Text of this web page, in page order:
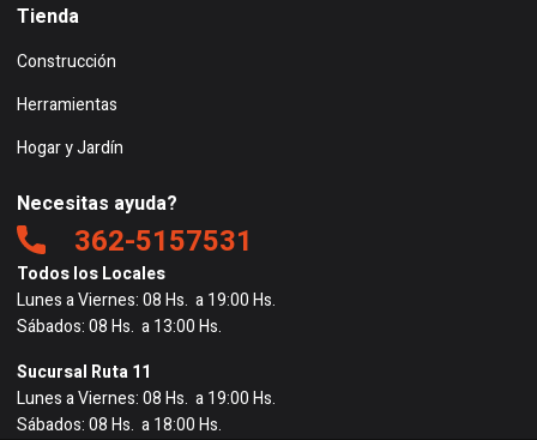
Tienda
Construcción
Herramientas
Hogar y Jardín
Necesitas ayuda?
362-5157531
Todos los Locales
Lunes a Viernes: 08 Hs. a 19:00 Hs.
Sábados: 08 Hs. a 13:00 Hs.
Sucursal Ruta 11
Lunes a Viernes: 08 Hs. a 19:00 Hs.
Sábados: 08 Hs. a 18:00 Hs.